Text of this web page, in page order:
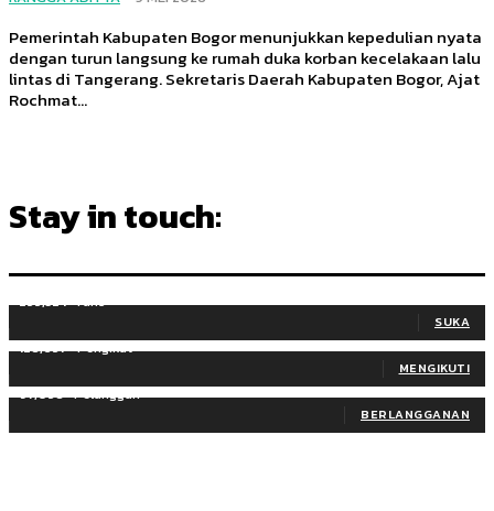
Pemerintah Kabupaten Bogor menunjukkan kepedulian nyata
dengan turun langsung ke rumah duka korban kecelakaan lalu
lintas di Tangerang. Sekretaris Daerah Kabupaten Bogor, Ajat
Rochmat...
Stay in touch:
255,324 Fans
SUKA
128,657 Pengikut
MENGIKUTI
97,058 Pelanggan
BERLANGGANAN